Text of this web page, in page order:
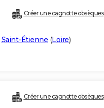
Créer une cagnotte obsèques
Saint-Étienne (Loire)
Créer une cagnotte obsèques